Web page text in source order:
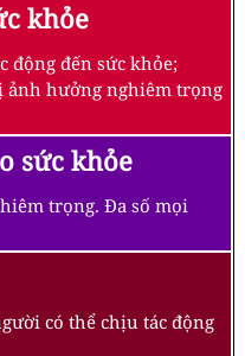
khỏe
động đến sức khỏe;
ảnh hưởng nghiêm trọng
sức khỏe
trọng. Đa số mọi
có thể chịu tác động